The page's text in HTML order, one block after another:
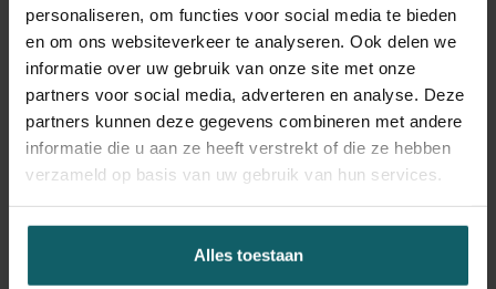
personaliseren, om functies voor social media te bieden
en om ons websiteverkeer te analyseren. Ook delen we
informatie over uw gebruik van onze site met onze
partners voor social media, adverteren en analyse. Deze
partners kunnen deze gegevens combineren met andere
informatie die u aan ze heeft verstrekt of die ze hebben
verzameld op basis van uw gebruik van hun services.
Alles toestaan
brengen, kunnen we advies geven over waar
vaccinatiecampagnes en andere interventies prioriteit
moeten krijgen.